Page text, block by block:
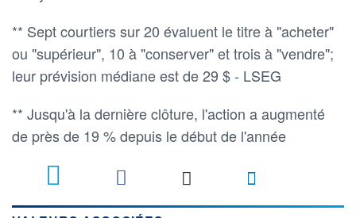
** Sept courtiers sur 20 évaluent le titre à "acheter"
ou "supérieur", 10 à "conserver" et trois à "vendre";
leur prévision médiane est de 29 $ - LSEG
** Jusqu'à la dernière clôture, l'action a augmenté
de près de 19 % depuis le début de l'année